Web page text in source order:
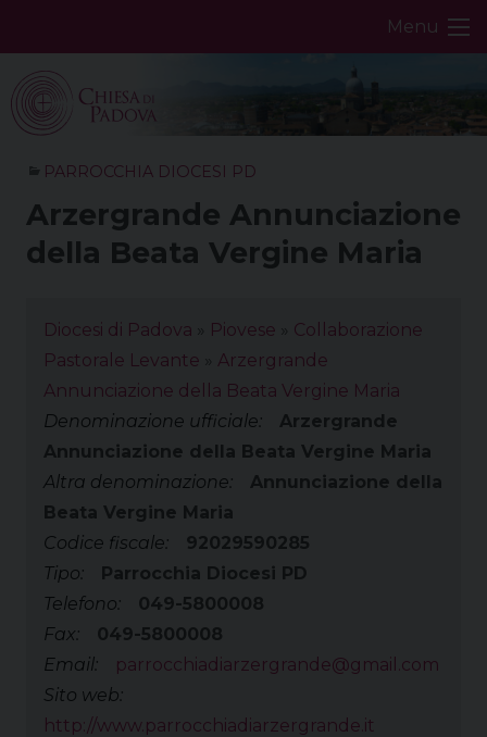
Menu
PARROCCHIA DIOCESI PD
Arzergrande Annunciazione
della Beata Vergine Maria
Diocesi di Padova Piovese
Collaborazione
Pastorale Levante
Arzergrande
Annunciazione della Beata Vergine Maria
Denominazione ufficiale:
Arzergrande
Annunciazione della Beata Vergine Maria
Altra denominazione:
Annunciazione della
Beata Vergine Maria
Codice fiscale:
92029590285
Tipo:
Parrocchia Diocesi PD
Telefono:
049-5800008
Fax:
049-5800008
Email:
parrocchiadiarzergrande@gmail.com
Sito web:
http://www.parrocchiadiarzergrande.it